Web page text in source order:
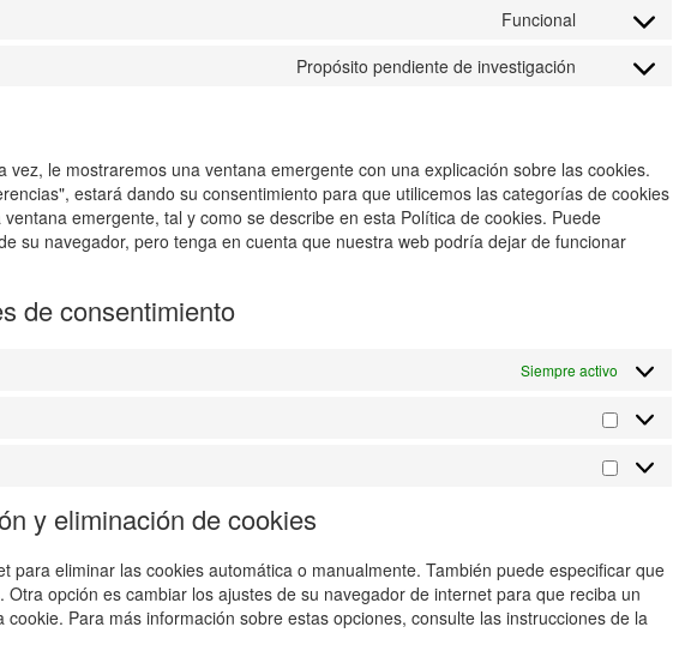
service
Funcional
Consent
service
Propósito pendiente de investigación
Consent
vez, le mostraremos una ventana emergente con una explicación sobre las cookies.
estará dando su consentimiento para que utilicemos las categorías de cookies
emergente, tal y como se describe en esta Política de cookies. Puede
su navegador, pero tenga en cuenta que nuestra web podría dejar de funcionar
de consentimiento
Siempre activo
Cookies
análisis
Cookies
y eliminación de cookies
para eliminar las cookies automática o manualmente. También puede especificar que
opción es cambiar los ajustes de su navegador de internet para que reciba un
Para más información sobre estas opciones, consulte las instrucciones de la